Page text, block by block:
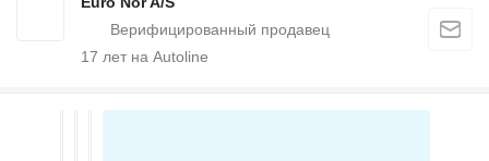
17 лет на Autoline